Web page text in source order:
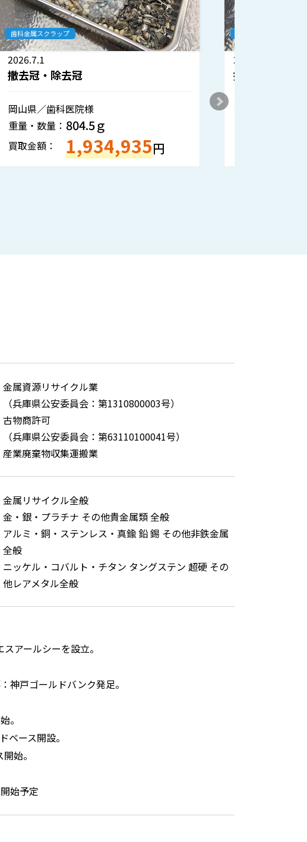
歯科金属スクラップ
2026.6.25
撤去冠・除去冠
沖縄県／歯科技工所様
重量・数量：354.6ｇ
買取金額： 688,194
金属資源リサイクル業
（兵庫県公安委員会：第1310800003号）
古物商許可
（兵庫県公安委員会：第63110100041号）
産業廃棄物収集運搬業
金属リサイクル全般
金・銀・プラチナ その他貴金属類 全般
アルミ・銅・ステンレス・真鍮 鉛 錫 その他非鉄金属
全般
ニッケル・コバルト・チタン タングステン 超硬 その
他レアメタル全般
アールシーを設立。
神戸ゴールドバンク発足。
。
ベース開設。
始。
始予定